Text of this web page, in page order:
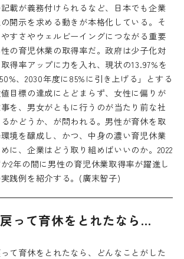
載が義務付けられるなど、日本でも企業
開示を求める動きが本格化している。そ
すさやウェルビーイングにつながる重要
の育児休業の取得率だ。政府は少子化対
得率アップに力を入れ、現状の13.97%を
50%、2030年度に85%に引き上げる」とする
目標の達成にとどまらず、女性に偏りが
を、男女がともに行うのが当たり前な社
かどうか、が問われる。男性が育休を取
境を醸成し、かつ、中身の濃い育児休業
に、企業はどう取り組めばいいのか。2022
2年の間に男性の育児休業取得率が躍進し
践例を紹介する。(廣末智子)
って育休をとれたなら…
って育休をとれたなら、どんなことがした